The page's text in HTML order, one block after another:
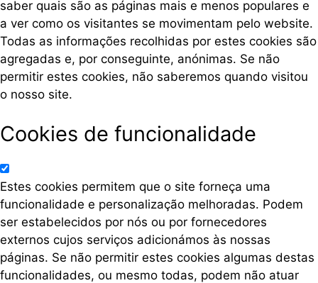
saber quais são as páginas mais e menos populares e
a ver como os visitantes se movimentam pelo website.
Todas as informações recolhidas por estes cookies são
agregadas e, por conseguinte, anónimas. Se não
permitir estes cookies, não saberemos quando visitou
o nosso site.
Cookies de funcionalidade
Estes cookies permitem que o site forneça uma
funcionalidade e personalização melhoradas. Podem
ser estabelecidos por nós ou por fornecedores
externos cujos serviços adicionámos às nossas
páginas. Se não permitir estes cookies algumas destas
funcionalidades, ou mesmo todas, podem não atuar